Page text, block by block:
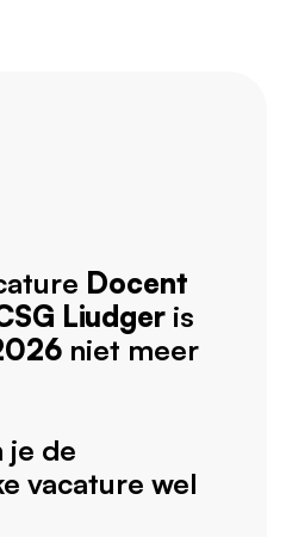
Docent
Liudger is
niet meer
je de
vacature wel